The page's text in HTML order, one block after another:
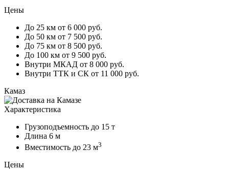
Цены
До 25 км от 6 000 руб.
До 50 км от 7 500 руб.
До 75 км от 8 500 руб.
До 100 км от 9 500 руб.
Внутри МКАД от 8 000 руб.
Внутри ТТК и СК от 11 000 руб.
Камаз
Характеристика
Грузоподъемность до 15 т
Длина 6 м
Вместимость до 23 м3
Цены